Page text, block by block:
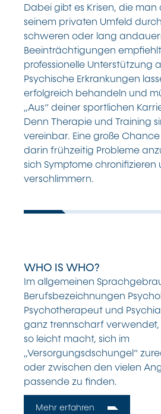
Dabei gibt es Krisen, die
seinem privaten Umfeld
schweren oder lang
Beeinträchtigungen
professionelle Unterstützung
Psychische Erkrankungen
erfolgreich behandeln und
„Aus“ deiner sportlichen
Denn Therapie und Training
vereinbar. Eine große
darin frühzeitig Probleme
sich Symptome chronifizieren
verschlimmern.
WHO IS WHO?
Im allgemeinen
Berufsbezeichnungen
Psychotherapeut und
ganz trennscharf
so leicht macht, sich im
„Versorgungsdschungel“
oder zwischen den vielen
passende zu finden.
Mehr erfahren